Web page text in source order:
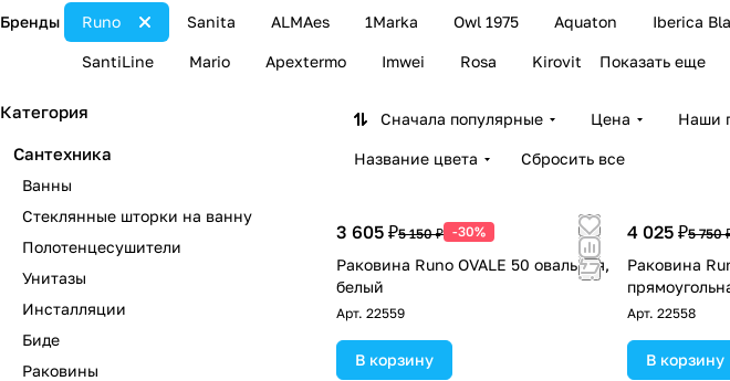
Бренды Sanita ALMAes 1Marka Owl 1975 Aquaton Iberica
Runo
SantiLine Mario Apextermo Imwei Rosa Kirovit Показать еще
Сначала популярные Цена Наши
Название цвета Сбросить все
3 605 ₽5 150 ₽ -30%
Раковина Runo OVALE 50 овальная,
белый
Арт. 22559
В корзину
4 025 ₽5 750
Раковина
Арт. 22558
В корзину
Категория
Сантехника
Ванны
Стеклянные шторки на ванну
Полотенцесушители
Унитазы
Инсталляции
Биде
Раковины